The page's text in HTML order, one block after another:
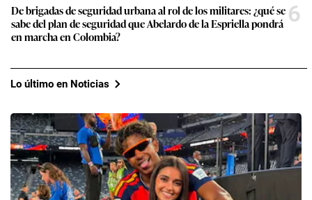
De brigadas de seguridad urbana al rol de los militares: ¿qué se
sabe del plan de seguridad que Abelardo de la Espriella pondrá
en marcha en Colombia?
6
Lo último en Noticias